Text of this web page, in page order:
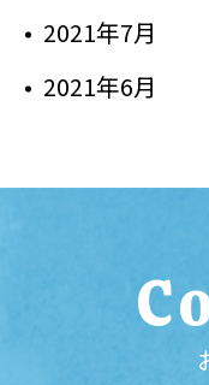
2021年7月
2021年6月